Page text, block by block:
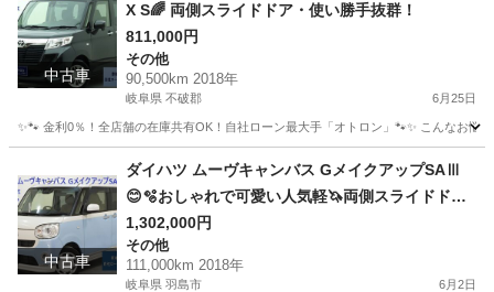
中古車
X S🌈 両側スライドドア・使い勝手抜群！
811,000円
その他
90,500km 2018年
岐阜県 不破郡 6月25日
✨🐾 金利0％！全店舗の在庫共有OK！自社ローン最大手「オトロン」🐾✨ こんなお
その他 ルーミー
中古車
ダイハツ ムーヴキャンバス GメイクアップSAⅢ
😊🫧おしゃれで可愛い人気軽🦄両側スライドドア
🌵🌈
1,302,000円
その他
111,000km 2018年
岐阜県 羽島市 6月2日